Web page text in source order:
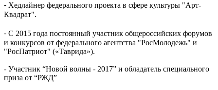
⁃ Хедлайнер федерального проекта в сфере культуры "Арт-
Квадрат".
⁃ С 2015 года постоянный участник общероссийских форумов
и конкурсов от федерального агентства "РосМолодежь" и
"РосПатриот" («Таврида»).
- Участник “Новой волны - 2017” и обладатель специального
приза от “РЖД”